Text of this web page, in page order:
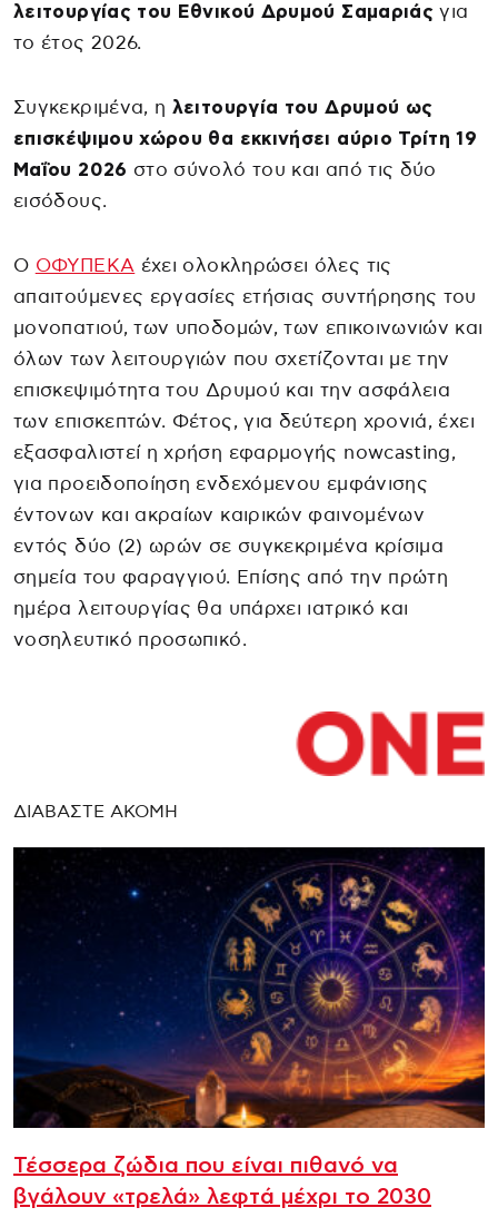
λειτουργίας του Εθνικού Δρυμού Σαμαριάς για
το έτος 2026.
Συγκεκριμένα, η λειτουργία του Δρυμού ως
επισκέψιμου χώρου θα εκκινήσει αύριο Τρίτη 19
Μαΐου 2026 στο σύνολό του και από τις δύο
εισόδους.
O ΟΦΥΠΕΚΑ έχει ολοκληρώσει όλες τις
απαιτούμενες εργασίες ετήσιας συντήρησης του
μονοπατιού, των υποδομών, των επικοινωνιών και
όλων των λειτουργιών που σχετίζονται με την
επισκεψιμότητα του Δρυμού και την ασφάλεια
των επισκεπτών. Φέτος, για δεύτερη χρονιά, έχει
εξασφαλιστεί η χρήση εφαρμογής nowcasting,
για προειδοποίηση ενδεχόμενου εμφάνισης
έντονων και ακραίων καιρικών φαινομένων
εντός δύο (2) ωρών σε συγκεκριμένα κρίσιμα
σημεία του φαραγγιού. Επίσης από την πρώτη
ημέρα λειτουργίας θα υπάρχει ιατρικό και
νοσηλευτικό προσωπικό.
ΔΙΑΒΑΣΤΕ ΑΚΟΜΗ
Τέσσερα ζώδια που είναι πιθανό να
βγάλουν «τρελά» λεφτά μέχρι το 2030